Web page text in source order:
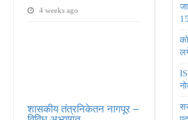
4 weeks ago
शासकीय तंत्रनिकेतन नागपूर –